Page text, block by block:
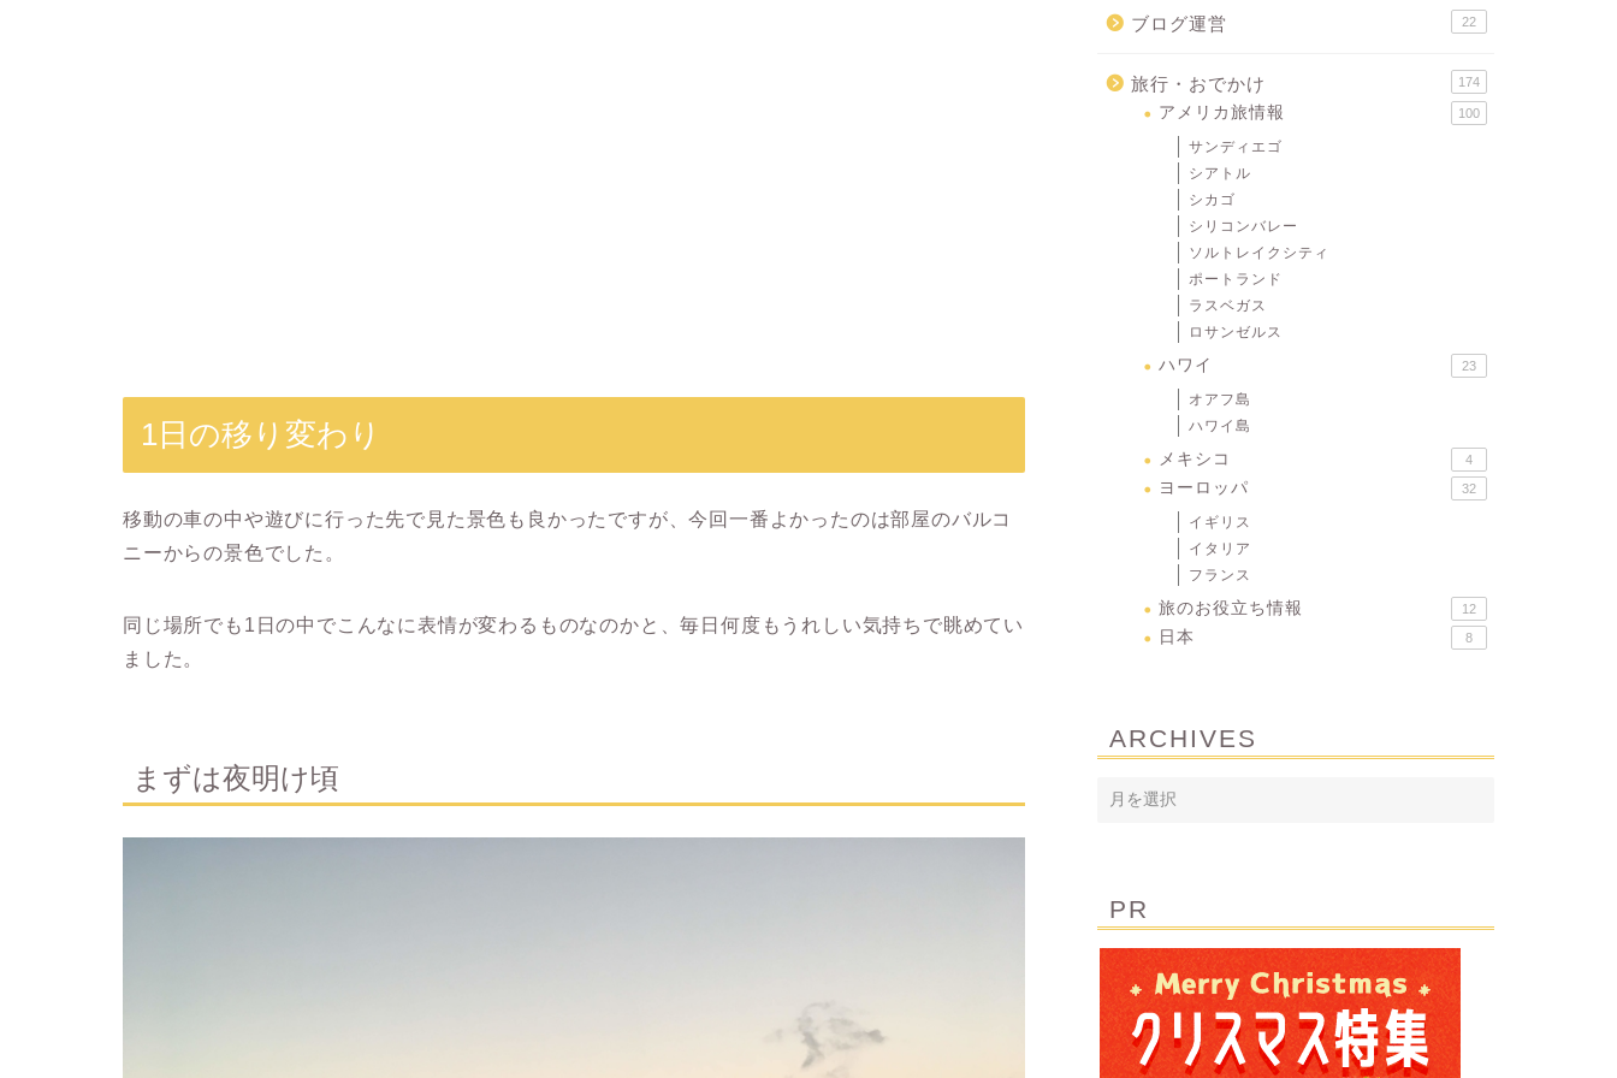
1日の移り変わり
移動の車の中や遊びに行った先で見た景色も良かったですが、今回一番よかったのは部屋のバルコ
ニーからの景色でした。
同じ場所でも1日の中でこんなに表情が変わるものなのかと、毎日何度もうれしい気持ちで眺めてい
ました。
まずは夜明け頃
ブログ運営 22
旅行・おでかけ 174
アメリカ旅情報 100
サンディエゴ
シアトル
シカゴ
シリコンバレー
ソルトレイクシティ
ポートランド
ラスベガス
ロサンゼルス
ハワイ 23
オアフ島
ハワイ島
メキシコ 4
ヨーロッパ 32
イギリス
イタリア
フランス
旅のお役立ち情報 12
日本 8
ARCHIVES
PR